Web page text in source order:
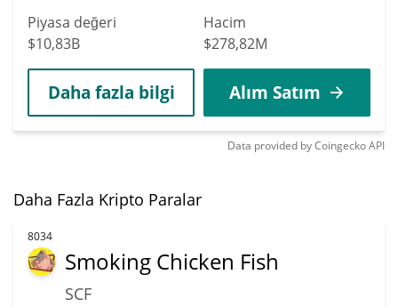
Piyasa değeri
$10,83B
Hacim
$278,82M
Daha fazla bilgi Alım Satım
Data provided byCoingeckoAPI
Daha Fazla Kripto Paralar
8034
Smoking Chicken Fish
SCF